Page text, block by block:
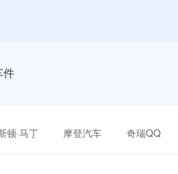
件
顿·马丁 摩登汽车 奇瑞QQ